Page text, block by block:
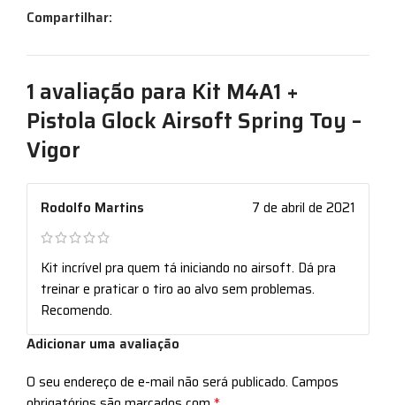
Compartilhar:
1 avaliação para Kit M4A1 +
Pistola Glock Airsoft Spring Toy –
Vigor
Rodolfo Martins 7 de abril de 2021
Kit incrível pra quem tá iniciando no airsoft. Dá pra
treinar e praticar o tiro ao alvo sem problemas.
Recomendo.
Adicionar uma avaliação
O seu endereço de e-mail não será publicado. Campos